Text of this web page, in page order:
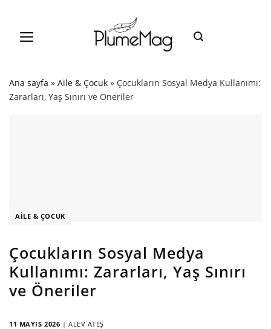
content
Ana sayfa » Aile & Çocuk » Çocukların Sosyal Medya Kullanımı:
Zararları, Yaş Sınırı ve Öneriler
AILE & ÇOCUK
Çocukların Sosyal Medya
Kullanımı: Zararları, Yaş Sınırı
ve Öneriler
11 MAYIS 2026 | ALEV ATEŞ